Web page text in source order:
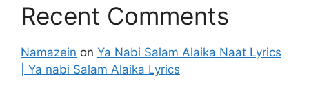
Recent Comments
Namazein on Ya Nabi Salam Alaika Naat Lyrics
| Ya nabi Salam Alaika Lyrics